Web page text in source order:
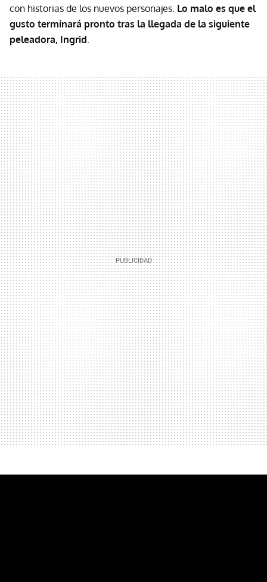
con historias de los nuevos personajes. Lo malo es que el
gusto terminará pronto tras la llegada de la siguiente
peleadora, Ingrid.